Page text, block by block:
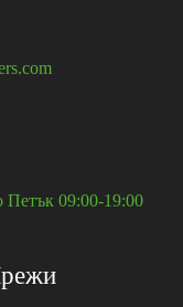
Петък 09:00-19:00